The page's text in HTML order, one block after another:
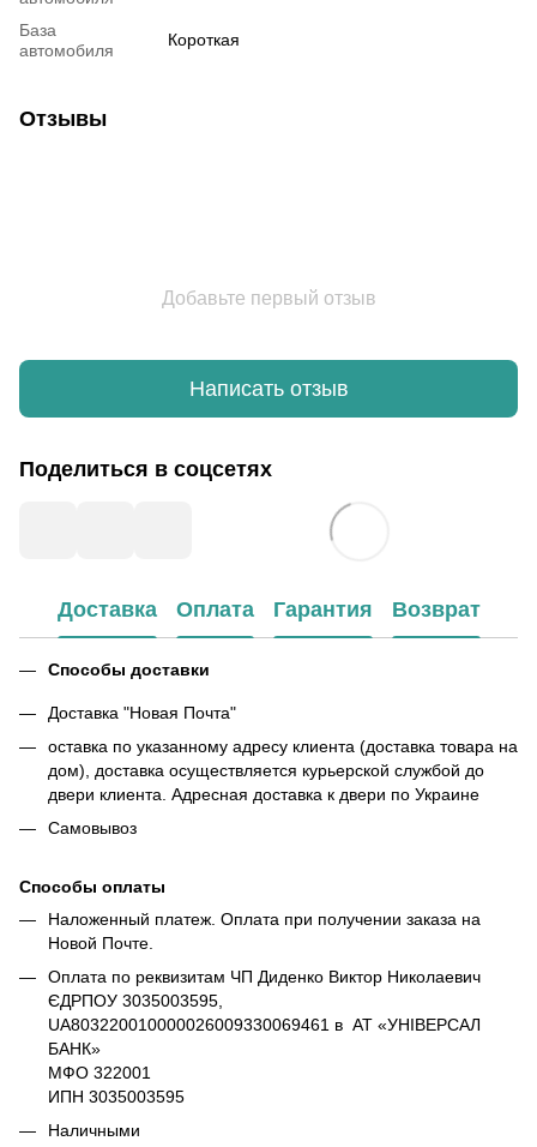
База
автомобиля
Короткая
Отзывы
Добавьте первый отзыв
Написать отзыв
Поделиться в соцсетях
Доставка Оплата Гарантия Возврат
Способы доставки
Доставка "Новая Почта"
оставка по указанному адресу клиента (доставка товара на
дом), доставка осуществляется курьерской службой до
двери клиента. Адресная доставка к двери по Украине
Самовывоз
Способы оплаты
Наложенный платеж. Оплата при получении заказа на
Новой Почте.
Оплата по реквизитам ЧП Диденко Виктор Николаевич
ЄДРПОУ 3035003595,
UA803220010000026009330069461 в АТ «УНІВЕРСАЛ
БАНК»
МФО 322001
ИПН 3035003595
Наличными